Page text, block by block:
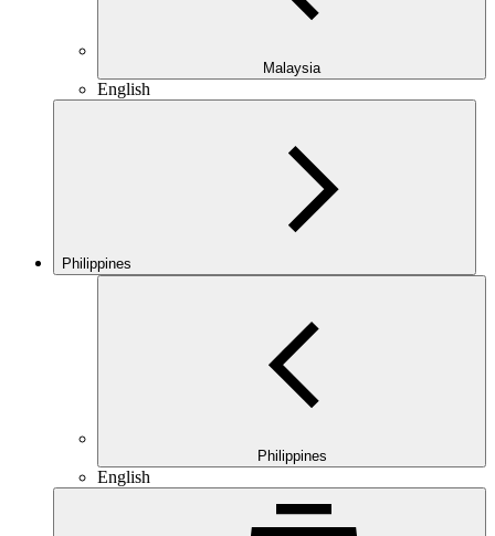
Malaysia
English
Philippines
Philippines
English